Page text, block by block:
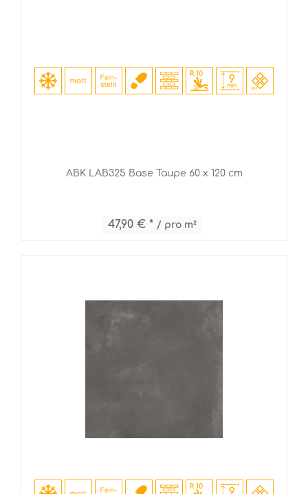
ABK LAB325 Base Taupe 60 x 120 cm
47,90 € * / pro m²